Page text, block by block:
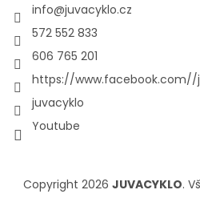
info@juvacyklo.cz
572 552 833
606 765 201
https://www.facebook.com//
juvacyklo
Youtube
Copyright 2026 JUVACYKLO.